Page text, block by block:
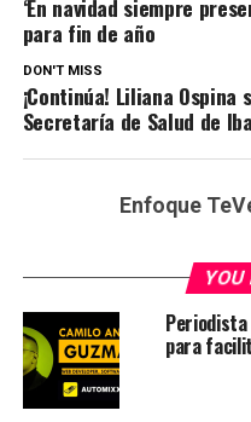
‘En navidad siempre
para fin de año
DON'T MISS
¡Continúa! Liliana
Secretaría de Salud de
Enfoque
YOU
para